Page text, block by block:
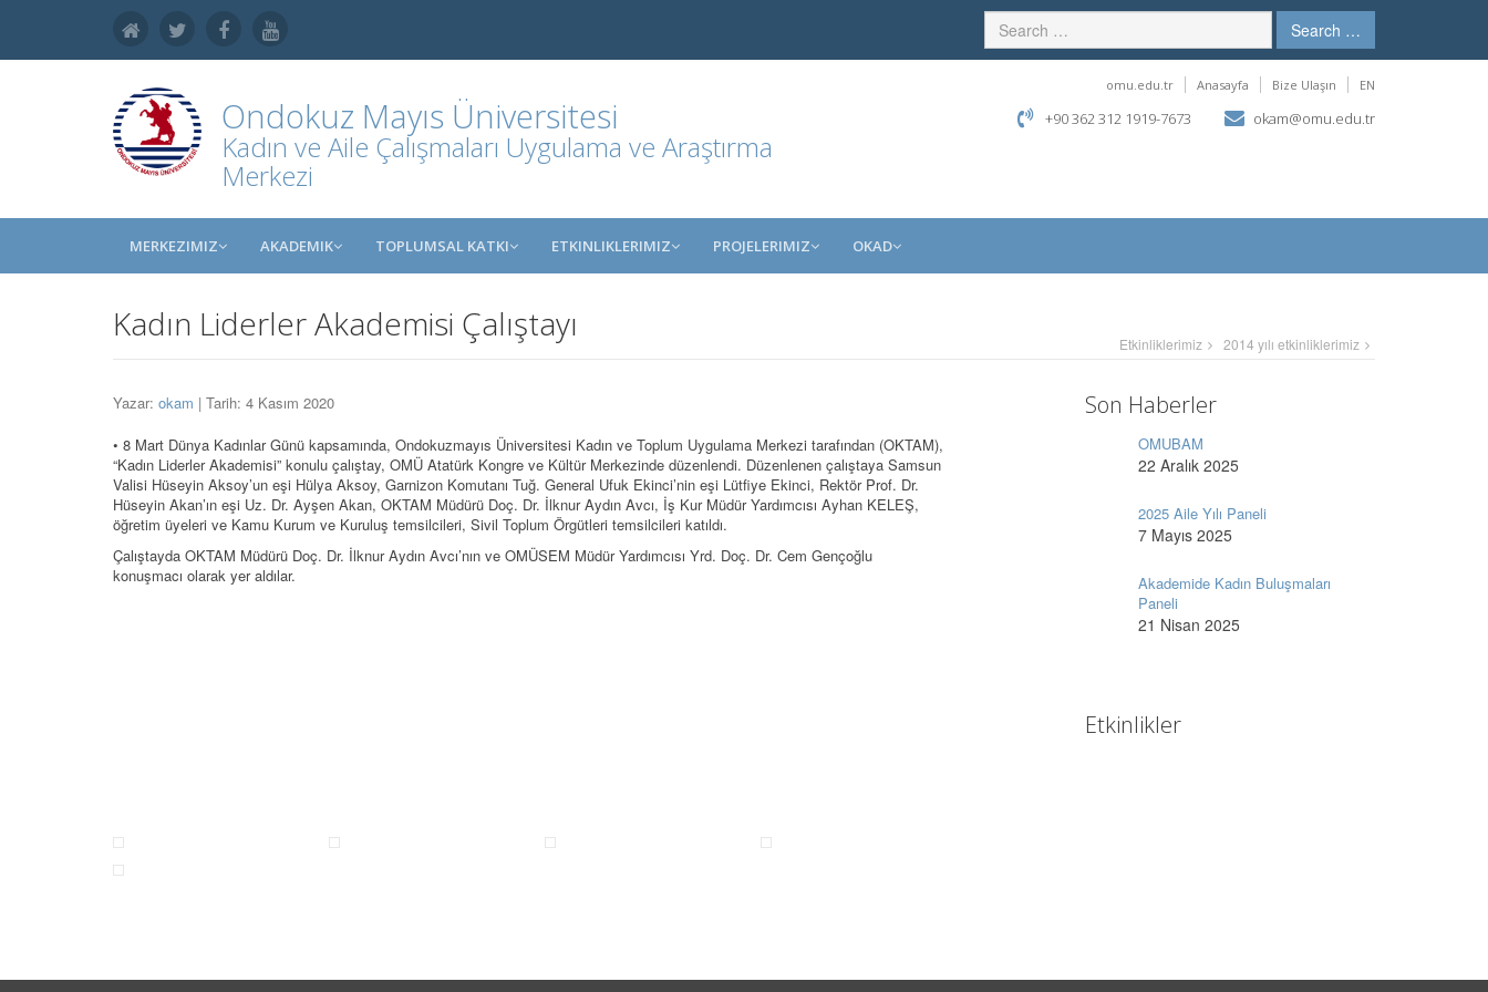
Search …
Ondokuz Mayıs Üniversitesi
Kadın ve Aile Çalışmaları Uygulama ve Araştırma
Merkezi
omu.edu.tr Anasayfa Bize Ulaşın EN
+90 362 312 1919-7673 okam@omu.edu.tr
MERKEZIMIZ AKADEMIK TOPLUMSAL KATKI ETKINLIKLERIMIZ PROJELERIMIZ OKAD
Kadın Liderler Akademisi Çalıştayı Etkinliklerimiz 2014 yılı etkinliklerimiz
Yazar: okam | Tarih: 4 Kasım 2020
• 8 Mart Dünya Kadınlar Günü kapsamında, Ondokuzmayıs Üniversitesi Kadın ve Toplum Uygulama Merkezi tarafından (OKTAM),
“Kadın Liderler Akademisi” konulu çalıştay, OMÜ Atatürk Kongre ve Kültür Merkezinde düzenlendi. Düzenlenen çalıştaya Samsun
Valisi Hüseyin Aksoy’un eşi Hülya Aksoy, Garnizon Komutanı Tuğ. General Ufuk Ekinci’nin eşi Lütfiye Ekinci, Rektör Prof. Dr.
Hüseyin Akan’ın eşi Uz. Dr. Ayşen Akan, OKTAM Müdürü Doç. Dr. İlknur Aydın Avcı, İş Kur Müdür Yardımcısı Ayhan KELEŞ,
öğretim üyeleri ve Kamu Kurum ve Kuruluş temsilcileri, Sivil Toplum Örgütleri temsilcileri katıldı.
Çalıştayda OKTAM Müdürü Doç. Dr. İlknur Aydın Avcı’nın ve OMÜSEM Müdür Yardımcısı Yrd. Doç. Dr. Cem Gençoğlu
konuşmacı olarak yer aldılar.
Son Haberler
OMUBAM
22 Aralık 2025
2025 Aile Yılı Paneli
7 Mayıs 2025
Akademide Kadın Buluşmaları
Paneli
21 Nisan 2025
Etkinlikler